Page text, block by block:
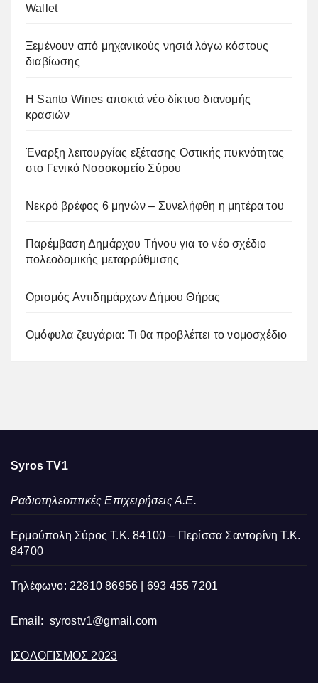
Wallet
Ξεμένουν από μηχανικούς νησιά λόγω κόστους
διαβίωσης
Η Santo Wines αποκτά νέο δίκτυο διανομής
κρασιών
Έναρξη λειτουργίας εξέτασης Οστικής πυκνότητας
στο Γενικό Νοσοκομείο Σύρου
Νεκρό βρέφος 6 μηνών – Συνελήφθη η μητέρα του
Παρέμβαση Δημάρχου Τήνου για το νέο σχέδιο
πολεοδομικής μεταρρύθμισης
Ορισμός Αντιδημάρχων Δήμου Θήρας
Ομόφυλα ζευγάρια: Τι θα προβλέπει το νομοσχέδιο
Syros TV1
Ραδιοτηλεοπτικές Επιχειρήσεις Α.Ε.
Ερμούπολη Σύρος Τ.Κ. 84100 – Περίσσα Σαντορίνη Τ.Κ.
84700
Τηλέφωνο: 22810 86956 | 693 455 7201
Email: syrostv1@gmail.com
ΙΣΟΛΟΓΙΣΜΟΣ 2023